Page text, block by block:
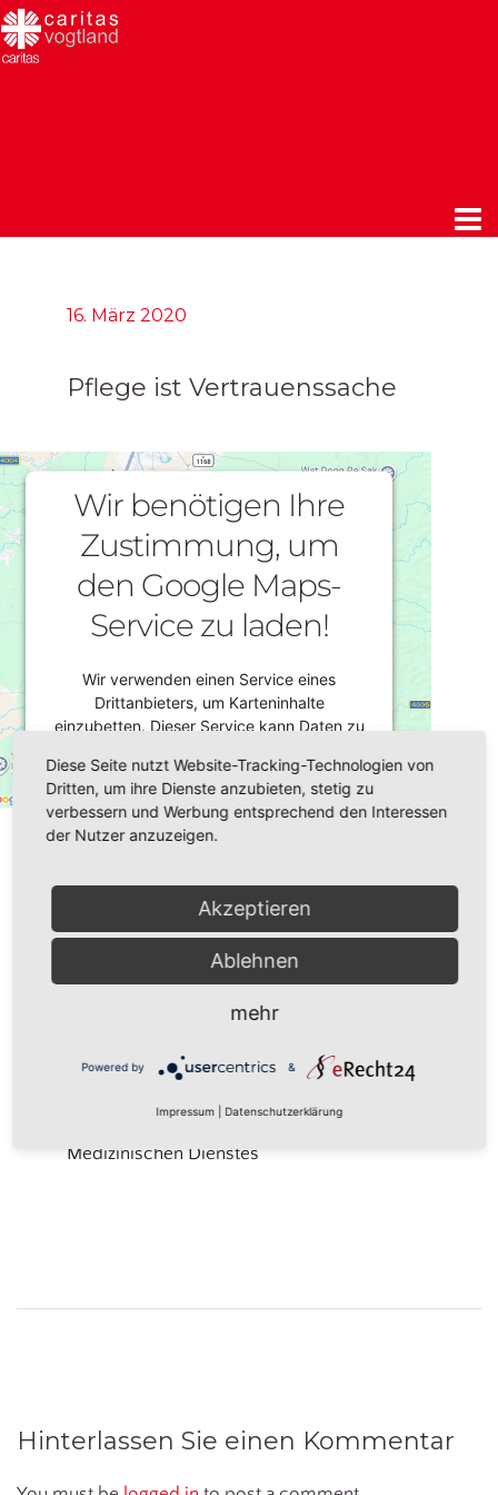
16. März 2020
Pflege ist Vertrauenssache
Wir benötigen Ihre
Zustimmung, um
den Google Maps-
Service zu laden!
Wir verwenden einen Service eines
Drittanbieters, um Karteninhalte
einzubetten. Dieser Service kann Daten zu
die Details durch und stimmen Sie der
Nutzung des Service zu, um diese Karte
anzuzeigen.
Mehr Informationen
Powered byUsercentrics Consent
Management Platform
Datum/Zeit
16.03.2020
Veranstaltungsort
Gemeindehaus der katholischen
Hinweise für die Begutachtung des
Medizinischen Dienstes
Hinterlassen Sie einen Kommentar
Diese Seite nutzt Website-Tracking-Technologien von
Dritten, um ihre Dienste anzubieten, stetig zu
verbessern und Werbung entsprechend den Interessen
der Nutzer anzuzeigen.
Akzeptieren
Ablehnen
mehr
Powered by &
Impressum Datenschutzerklärung